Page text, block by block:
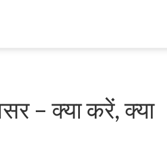
– क्या करें, क्या